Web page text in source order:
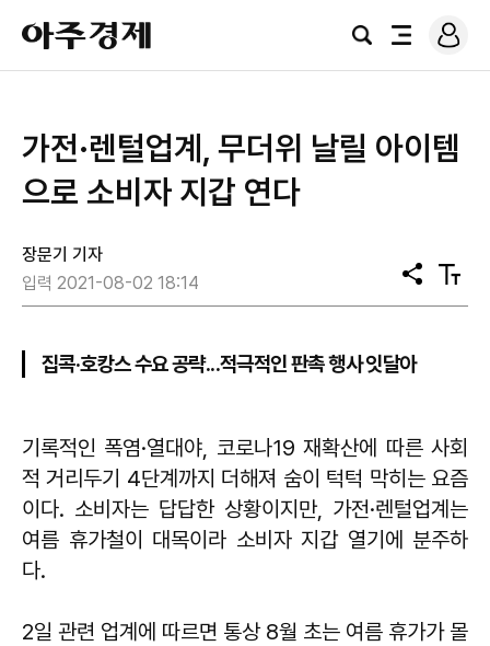
아
주
경
검
전
로
그
가전·렌털업계, 무더위 날릴 아이템
으로 소비자 지갑 연다
장문기 기자
입력 2021-08-02 18:14
공
유
텍
스
집콕·호캉스 수요 공략...적극적인 판촉 행사 잇달아
기록적인 폭염·열대야, 코로나19 재확산에 따른 사회
적 거리두기 4단계까지 더해져 숨이 턱턱 막히는 요즘
이다. 소비자는 답답한 상황이지만, 가전·렌털업계는
여름 휴가철이 대목이라 소비자 지갑 열기에 분주하
다.
2일 관련 업계에 따르면 통상 8월 초는 여름 휴가가 몰